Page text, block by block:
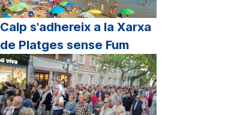
Calp s'adhereix a la Xarxa
de Platges sense Fum